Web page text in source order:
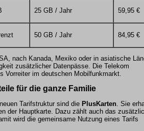
25 GB / Jahr 59,95 €
50 GB / Jahr 84,95 €
nach Kanada, Mexiko oder in asiatische
zusätzlicher Datenpässe. Die Telekom
Vorreiter im deutschen Mobilfunkmarkt.
für die ganze Familie
Tarifstruktur sind die PlusKarten . Sie
der Hauptkarte. Dazu zählt auch das
wird die gemeinsame Nutzung eines Tarifs